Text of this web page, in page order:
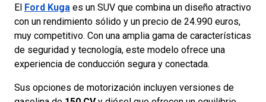
El Ford Kuga es un SUV que combina un diseño atractivo
con un rendimiento sólido y un precio de 24.990 euros,
muy competitivo. Con una amplia gama de características
de seguridad y tecnología, este modelo ofrece una
experiencia de conducción segura y conectada.
Sus opciones de motorización incluyen versiones de